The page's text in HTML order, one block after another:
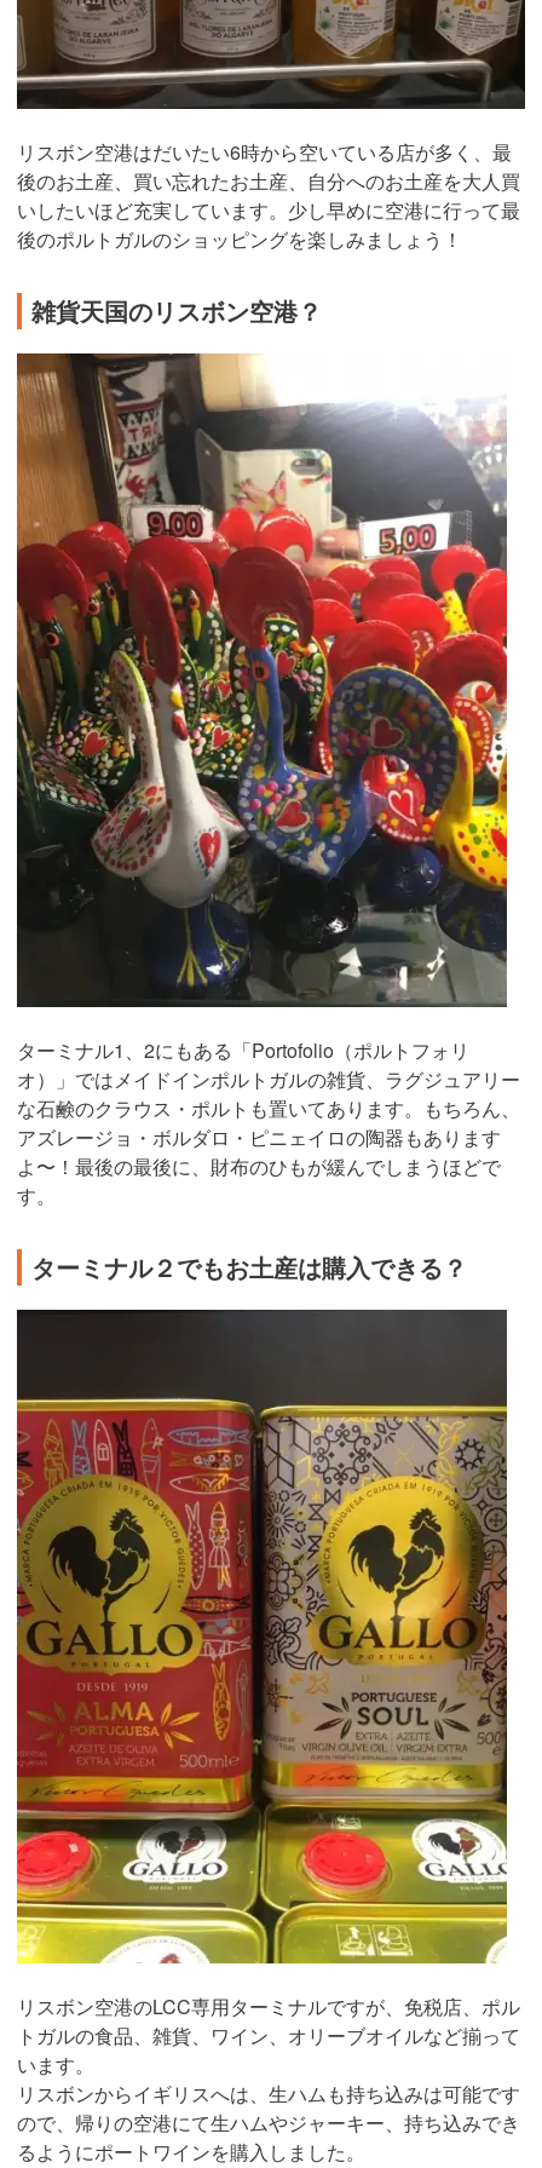
リスボン空港はだいたい6時から空いている店が多く、最
後のお土産、買い忘れたお土産、自分へのお土産を大人買
いしたいほど充実しています。少し早めに空港に行って最
後のポルトガルのショッピングを楽しみましょう！
雑貨天国のリスボン空港？
ターミナル1、2にもある「Portofolio（ポルトフォリ
オ）」ではメイドインポルトガルの雑貨、ラグジュアリー
な石鹸のクラウス・ポルトも置いてあります。もちろん、
アズレージョ・ボルダロ・ピニェイロの陶器もあります
よ〜！最後の最後に、財布のひもが緩んでしまうほどで
す。
ターミナル２でもお土産は購入できる？
リスボン空港のLCC専用ターミナルですが、免税店、ポル
トガルの食品、雑貨、ワイン、オリーブオイルなど揃って
います。
リスボンからイギリスへは、生ハムも持ち込みは可能です
ので、帰りの空港にて生ハムやジャーキー、持ち込みでき
るようにポートワインを購入しました。